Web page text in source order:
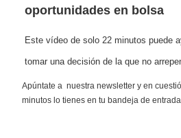
oportunidades en bolsa
Este vídeo de solo 22 minutos puede
tomar una decisión de la que no
Apúntate a nuestra newsletter y en
minutos lo tienes en tu bandeja de entrada